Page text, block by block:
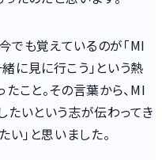
でも覚えているのが「MI
に見に行こう」という熱
こと。その言葉から、MI
たいという志が伝わってき
い」と思いました。